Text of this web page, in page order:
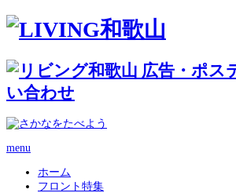
menu
ホーム
フロント特集